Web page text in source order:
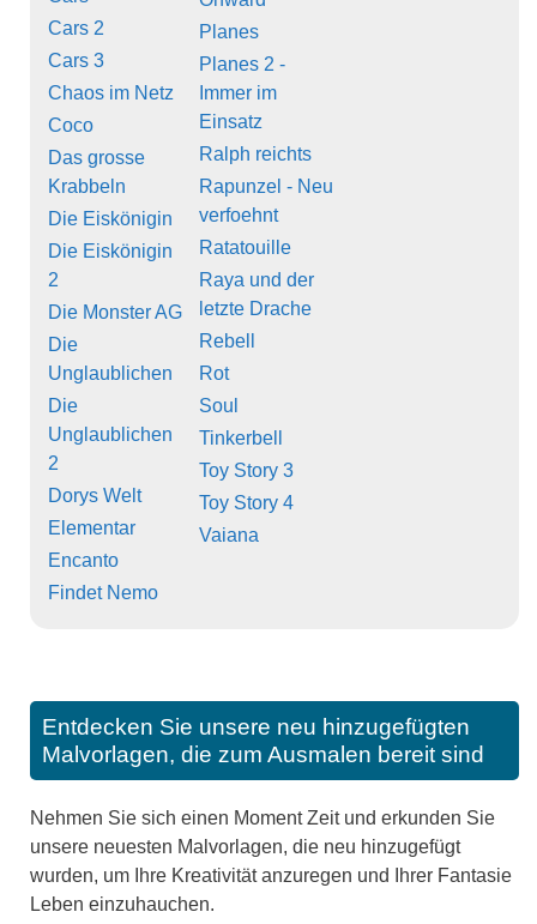
Cars 2
Cars 3
Chaos im Netz
Coco
Das grosse
Krabbeln
Die Eiskönigin
Die Eiskönigin
2
Die Monster AG
Die
Unglaublichen
Die
Unglaublichen
2
Dorys Welt
Elementar
Encanto
Findet Nemo
Planes
Planes 2 -
Immer im
Einsatz
Ralph reichts
Rapunzel - Neu
verfoehnt
Ratatouille
Raya und der
letzte Drache
Rebell
Rot
Soul
Tinkerbell
Toy Story 3
Toy Story 4
Vaiana
Entdecken Sie unsere neu hinzugefügten
Malvorlagen, die zum Ausmalen bereit sind
Nehmen Sie sich einen Moment Zeit und erkunden Sie
unsere neuesten Malvorlagen, die neu hinzugefügt
wurden, um Ihre Kreativität anzuregen und Ihrer Fantasie
Leben einzuhauchen.